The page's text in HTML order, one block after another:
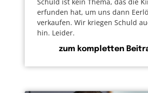
erfunden hat, um uns dann
verkaufen. Wir kriegen Schuld
hin. Leider.
zum kompletten